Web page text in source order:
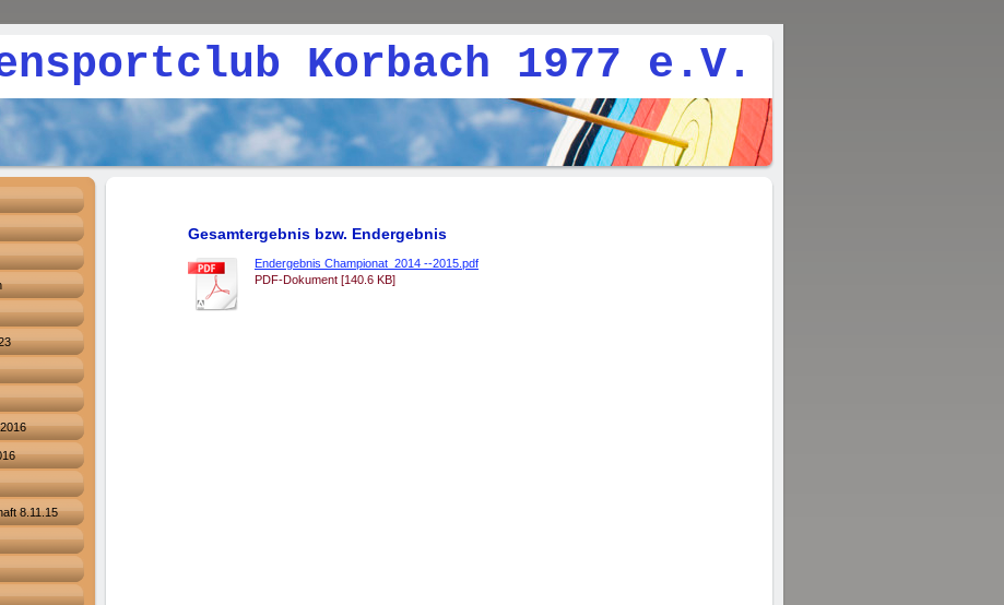
Korbach 1977 e.V.
8.11.15
Gesamtergebnis bzw. Endergebnis
Endergebnis Championat_2014 --2015.pdf
PDF-Dokument [140.6 KB]